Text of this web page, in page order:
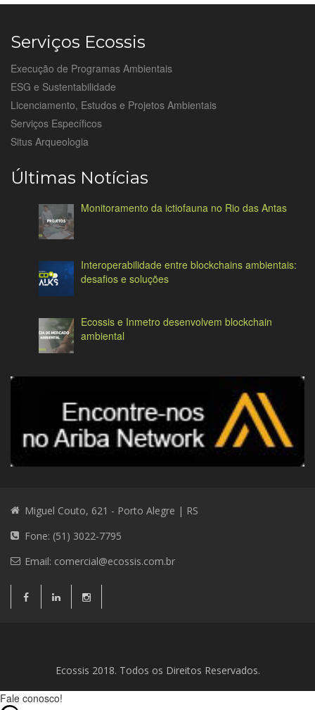
Serviços Ecossis
Execução de Programas Ambientais
ESG e Sustentabilidade
Licenciamento, Estudos e Projetos Ambientais
Serviços Específicos
Situs Arqueologia
Últimas Notícias
Monitoramento da ictiofauna no Rio das Antas
Interoperabilidade entre blockchains ambientais:
desafios e soluções
Ecossis e Inmetro desenvolvem blockchain
ambiental
Miguel Couto, 621 - Porto Alegre | RS
Fone: (51) 3022-7795
Email: comercial@ecossis.com.br
Ecossis 2018. Todos os Direitos Reservados.
Fale conosco!